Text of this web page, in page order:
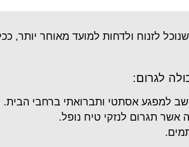
לזנוח ולדחות למועד מאוחר יותר,
לגרום:
למפגע אסתטי ותברואתי ברחבי הבית.
אשר תגרום לנזקי טיח נופל.